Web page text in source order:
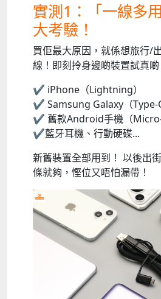
實測1：「一線多
大考驗！
買佢最大原因，就係想旅行/
線！即刻拎身邊啲裝置試真啲
✔︎ iPhone（Lightning）
✔︎ Samsung Galaxy（Type-C
✔︎ 舊款Android手機（Micro-
✔︎藍牙耳機、行動硬碟...
新舊裝置全部用到！ 以後出
條就夠，慳位又唔怕漏帶！